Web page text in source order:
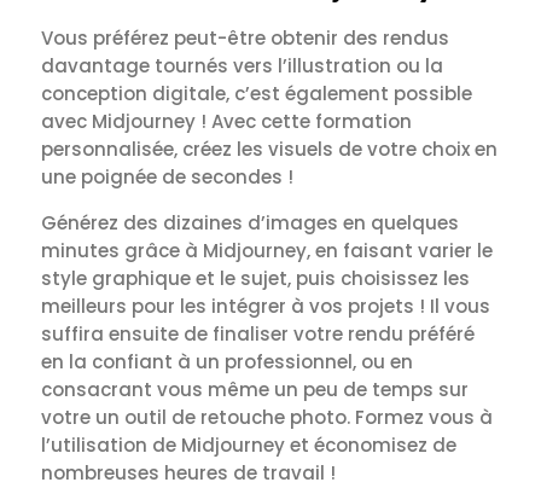
Vous préférez peut-être obtenir des rendus
davantage tournés vers l’illustration ou la
conception digitale, c’est également possible
avec Midjourney ! Avec cette formation
personnalisée, créez les visuels de votre choix en
une poignée de secondes !
Générez des dizaines d’images en quelques
minutes grâce à Midjourney, en faisant varier le
style graphique et le sujet, puis choisissez les
meilleurs pour les intégrer à vos projets ! Il vous
suffira ensuite de finaliser votre rendu préféré
en la confiant à un professionnel, ou en
consacrant vous même un peu de temps sur
votre un outil de retouche photo. Formez vous à
l’utilisation de Midjourney et économisez de
nombreuses heures de travail !